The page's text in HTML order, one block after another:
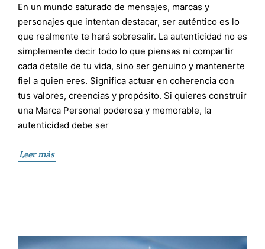
En un mundo saturado de mensajes, marcas y
personajes que intentan destacar, ser auténtico es lo
que realmente te hará sobresalir. La autenticidad no es
simplemente decir todo lo que piensas ni compartir
cada detalle de tu vida, sino ser genuino y mantenerte
fiel a quien eres. Significa actuar en coherencia con
tus valores, creencias y propósito. Si quieres construir
una Marca Personal poderosa y memorable, la
autenticidad debe ser
Leer más